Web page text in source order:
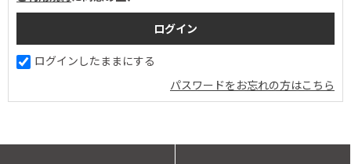
ログインしたままにする
パスワードをお忘れの方はこちら